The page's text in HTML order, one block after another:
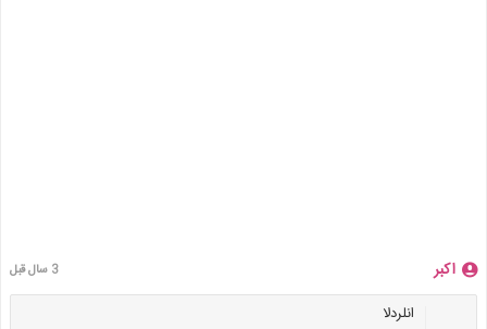
اکبر 3 سال قبل
انلردلا